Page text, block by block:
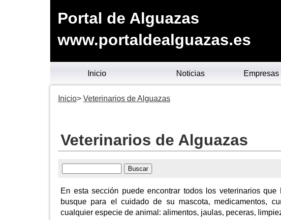
Portal de Alguazas
www.portaldealguazas.es
Inicio Noticias
Inicio Veterinarios de Alguazas
Veterinarios de Alguazas
En esta sección puede encontrar todos los veterinarios
busque para el cuidado de su mascota, medicamentos,
cualquier especie de animal: alimentos, jaulas, peceras,